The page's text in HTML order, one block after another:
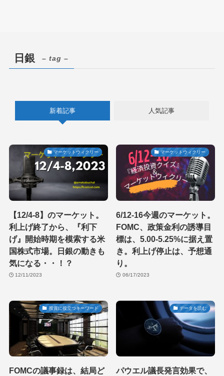
日銀 – tag –
新着記事 人気記事
マーケットウィクリー
【12/4-8】のマーケット。
利上げ終了から、『利下
げ』開始時期を模索する米
国株式市場。日銀の動きも
気になる・・！？
12/11/2023
マーケットウィクリー
6/12-16今週のマーケット。
FOMC、政策金利の誘導目
標は、5.00-5.25%に据え置
き。利上げ停止は、予想通
り。
06/17/2023
投資に役立つキーワード
FOMCの議事録は、結局ど
データを読む
パウエル議長発言効果で、